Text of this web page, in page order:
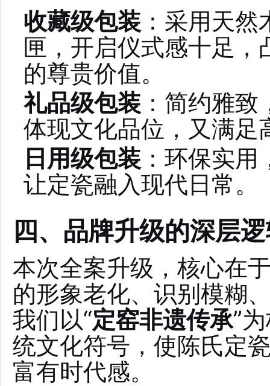
收藏级包装 ：采用天
匣，开启仪式感十足，
的尊贵价值。
礼品级包装 ：简约雅
体现文化品位，又满足
日用级包装 ：环保实
让定瓷融入现代日常。
四、品牌升级的深层
本次全案升级，核心在
的形象老化、识别模糊
我们以“定窑非遗传承”
统文化符号，使陈氏定
富有时代感。